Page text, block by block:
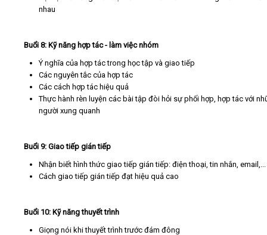
nhau
Buổi 8: Kỹ năng hợp tác - làm việc nhóm
Ý nghĩa của hợp tác trong học tập và giao tiếp
Các nguyên tắc của hợp tác
Các cách hợp tác hiệu quả
Thực hành rèn luyện các bài tập đòi hỏi sự phối hợp, hợp tác với
người xung quanh
Buổi 9: Giao tiếp gián tiếp
Nhận biết hình thức giao tiếp gián tiếp: điện thoại, tin nhắn, email,...
Cách giao tiếp gián tiếp đạt hiệu quả cao
Buổi 10: Kỹ năng thuyết trình
Giọng nói khi thuyết trình trước đám đông